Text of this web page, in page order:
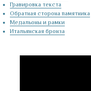
Гравировка текста
Обратная сторона памятника
Медальоны и рамки
Итальянская бронза